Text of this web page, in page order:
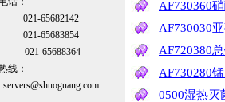
021-65682142
021-65683854
021-65688364
线：
servers@shuoguang.com
AF730360
AF730030
AF720380
AF730280
0500湿热灭